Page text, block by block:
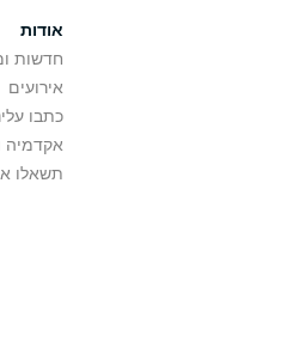
אודות
חדשות
אירועים
כתבו
אקדמיה
תשאלו